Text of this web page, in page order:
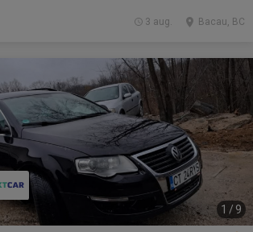
Bacau, BC
3 aug.
1 /9